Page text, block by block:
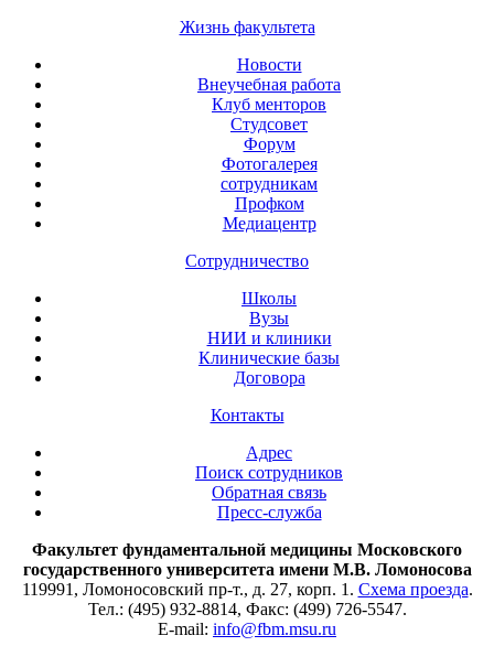
Жизнь факультета
Новости
Внеучебная работа
Клуб менторов
Студсовет
Форум
Фотогалерея
сотрудникам
Профком
Медиацентр
Сотрудничество
Школы
Вузы
НИИ и клиники
Клинические базы
Договора
Контакты
Адрес
Поиск сотрудников
Обратная связь
Пресс-служба
Факультет фундаментальной медицины Московского
государственного университета имени М.В. Ломоносова
119991, Ломоносовский пр-т., д. 27, корп. 1. Схема проезда.
Тел.: (495) 932-8814, Факс: (499) 726-5547.
E-mail: info@fbm.msu.ru